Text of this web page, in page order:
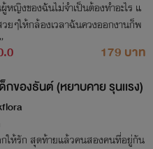
ยๆให้กล้องเวลาฉันควงออกงานก็พ
อ.... ”
179 บาท
กของธันต์ (หยาบคาย รุนเเรง)
ให้รัก สุดท้ายแล้วคนสองคนที่อยู่กัน